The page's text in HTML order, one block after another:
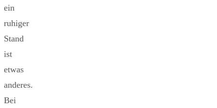
ein
ruhiger
Stand
ist
etwas
anderes.
Bei